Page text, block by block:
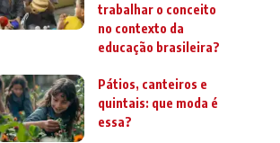
trabalhar o conceito
no contexto da
educação brasileira?
Pátios, canteiros e
quintais: que moda é
essa?